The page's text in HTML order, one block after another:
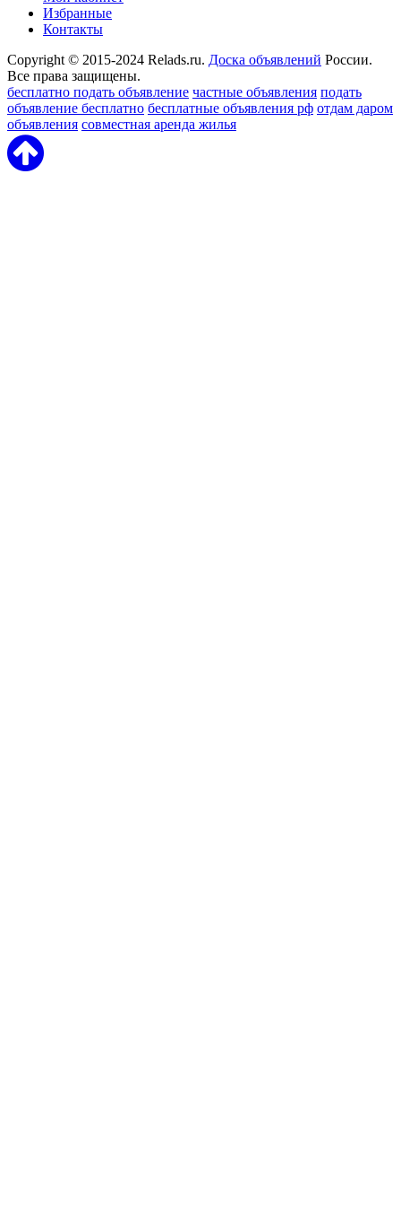
Избранные
Контакты
Copyright © 2015-2024 Relads.ru. Доска объявлений России.
Все права защищены.
бесплатно подать объявление частные объявления подать
объявление бесплатно бесплатные объявления рф отдам даром
объявления совместная аренда жилья